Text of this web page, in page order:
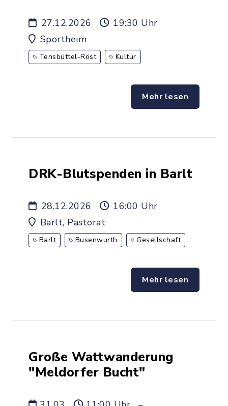
27.12.2026
19:30 Uhr
Sportheim
Tensbüttel-Röst Kultur
Mehr lesen
DRK-Blutspenden in Barlt
28.12.2026
16:00 Uhr
Barlt, Pastorat
Barlt Busenwurth Gesellschaft
Mehr lesen
Große Wattwanderung
"Meldorfer Bucht"